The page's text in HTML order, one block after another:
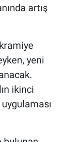
artış
yeni
ikinci